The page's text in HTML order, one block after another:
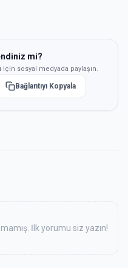
mi?
için sosyal medyada paylaşın.
Bağlantıyı Kopyala
İlk yorumu siz yazın!